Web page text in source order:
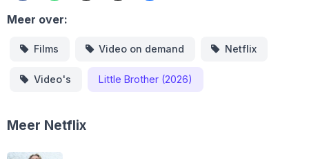
Meer over:
Films Video on demand Netflix
Video's Little Brother (2026)
Meer Netflix